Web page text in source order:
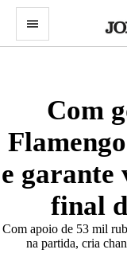
menu
Com
e garante
final
Com apoio de 53 mil
na partida, cria